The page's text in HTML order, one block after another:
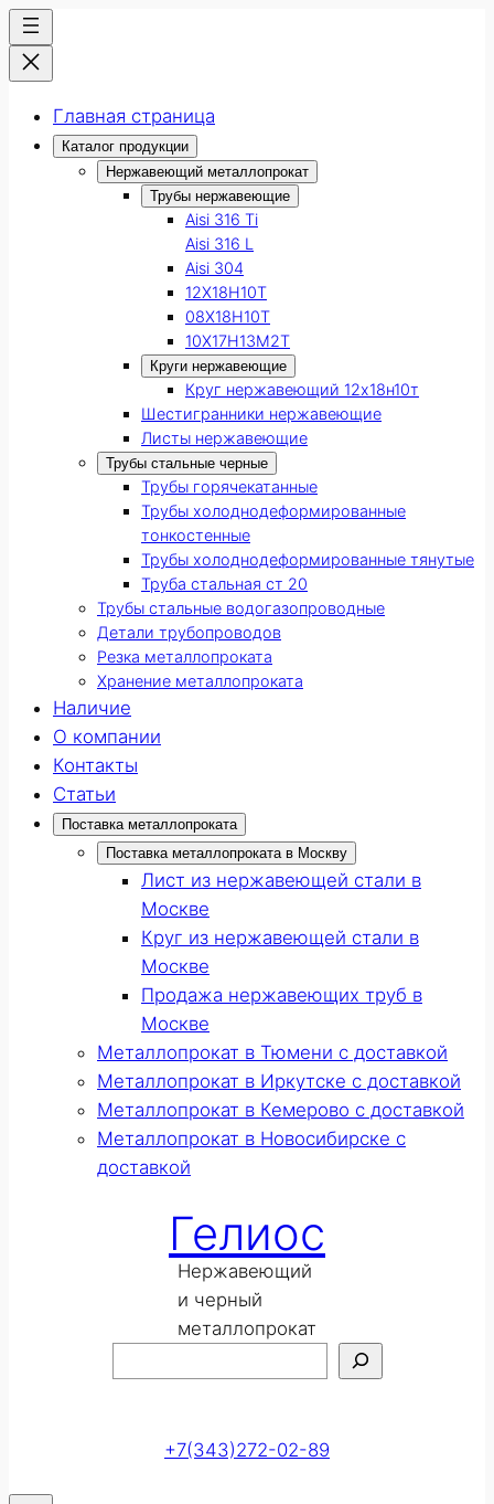
Главная страница
Каталог продукции
Нержавеющий металлопрокат
Трубы нержавеющие
Aisi 316 Ti
Aisi 316 L
Aisi 304
12Х18Н10Т
08Х18Н10Т
10Х17Н13М2Т
Круги нержавеющие
Круг нержавеющий 12х18н10т
Шестигранники нержавеющие
Листы нержавеющие
Трубы стальные черные
Трубы горячекатанные
Трубы холоднодеформированные
тонкостенные
Трубы холоднодеформированные тянутые
Труба стальная ст 20
Трубы стальные водогазопроводные
Детали трубопроводов
Резка металлопроката
Хранение металлопроката
Наличие
О компании
Контакты
Статьи
Поставка металлопроката
Поставка металлопроката в Москву
Лист из нержавеющей стали в
Москве
Круг из нержавеющей стали в
Москве
Продажа нержавеющих труб в
Москве
Металлопрокат в Тюмени с доставкой
Металлопрокат в Иркутске с доставкой
Металлопрокат в Кемерово с доставкой
Металлопрокат в Новосибирске с
доставкой
Гелиос
Нержавеющий
и черный
металлопрокат
+7(343)272-02-89